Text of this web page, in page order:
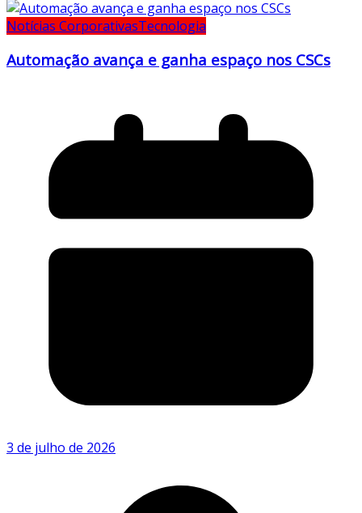
Notícias CorporativasTecnologia
Automação avança e ganha espaço nos CSCs
3 de julho de 2026